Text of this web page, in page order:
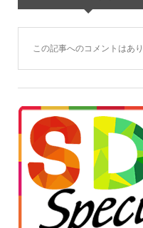
この記事へのコメントはあり